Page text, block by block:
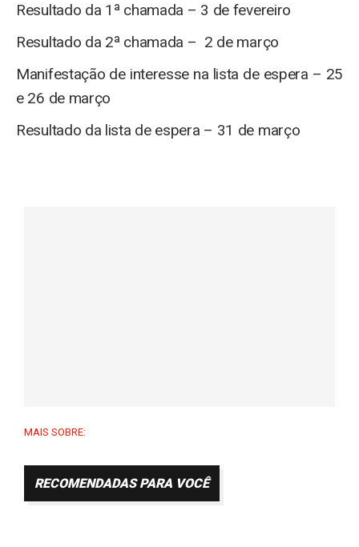
Resultado da 1ª chamada – 3 de fevereiro
Resultado da 2ª chamada – 2 de março
Manifestação de interesse na lista de espera – 25
e 26 de março
Resultado da lista de espera – 31 de março
MAIS SOBRE:
RECOMENDADAS PARA VOCÊ